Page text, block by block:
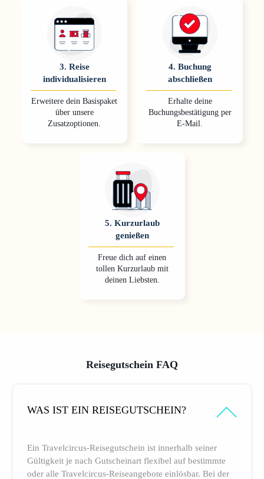
3. Reise
individualisieren
Erweitere dein Basispaket
über unsere
Zusatzoptionen.
4. Buchung
abschließen
Erhalte deine
Buchungsbestätigung per
E-Mail.
5. Kurzurlaub
genießen
Freue dich auf einen
tollen Kurzurlaub mit
deinen Liebsten.
Reisegutschein FAQ
WAS IST EIN REISEGUTSCHEIN?
Ein Travelcircus-Reisegutschein ist innerhalb seiner
Gültigkeit je nach Gutscheinart flexibel auf bestimmte
oder alle Travelcircus-Reiseangebote einlösbar. Bei der